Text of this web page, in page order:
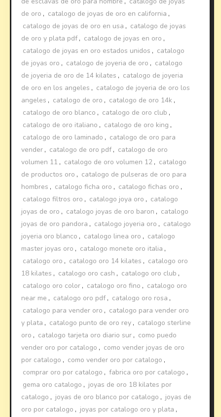
de oro , catalogo de joyas de oro en california ,
catalogo de joyas de oro en usa , catalogo de joyas
de oro y plata pdf , catalogo de joyas en oro ,
catalogo de joyas en oro estados unidos , catalogo
de joyas oro , catalogo de joyeria de oro , catalogo
de joyeria de oro de 14 kilates , catalogo de joyeria
de oro en los angeles , catalogo de joyeria de oro los
angeles , catalogo de oro , catalogo de oro 14k ,
catalogo de oro blanco , catalogo de oro club ,
catalogo de oro italiano , catalogo de oro king ,
catalogo de oro laminado , catalogo de oro para
vender , catalogo de oro pdf , catalogo de oro
volumen 11 , catalogo de oro volumen 12 , catalogo
de productos oro , catalogo de pulseras de oro para
hombres , catalogo ficha oro , catalogo fichas oro ,
catalogo filtros oro , catalogo joya oro , catalogo
joyas de oro , catalogo joyas de oro baron , catalogo
joyas de oro pandora , catalogo joyeria oro , catalogo
joyeria oro blanco , catalogo linea oro , catalogo
master joyas oro , catalogo monete oro italia ,
catalogo oro , catalogo oro 14 kilates , catalogo oro
18 kilates , catalogo oro cash , catalogo oro club ,
catalogo oro color , catalogo oro fino , catalogo oro
near me , catalogo oro pdf , catalogo oro rosa ,
catalogo para vender oro , catalogo para vender oro
y plata , catalogo punto de oro rey , catalogo sterline
oro , catalogo tarjeta oro diario sur , como puedo
vender oro por catalogo , como vender joyas de oro
por catalogo , como vender oro por catalogo ,
comprar oro por catalogo , fabrica oro por catalogo ,
gema oro catalogo , joyas de oro 18 kilates por
catalogo , joyas de oro blanco por catalogo , joyas de
oro por catalogo , joyas por catalogo oro y plata ,